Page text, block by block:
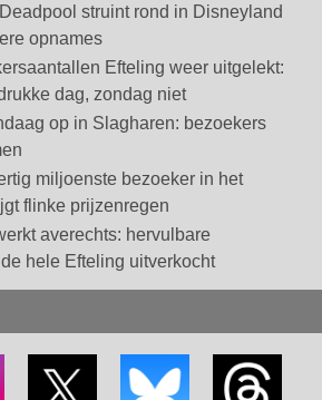
struint rond in Disneyland
opnames
Efteling weer uitgelekt:
dag, zondag niet
op in Slagharen: bezoekers
miljoenste bezoeker in het
flinke prijzenregen
averechts: hervulbare
hele Efteling uitverkocht